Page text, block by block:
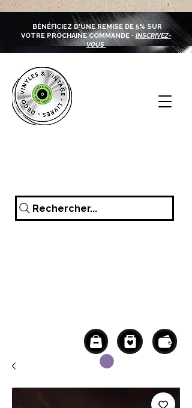
BÉNÉFICIEZ D'UNE REMISE DE 5% SUR
VOTRE PROCHAINE COMMANDE • INSCRIVEZ-
VOUS
Rechercher...